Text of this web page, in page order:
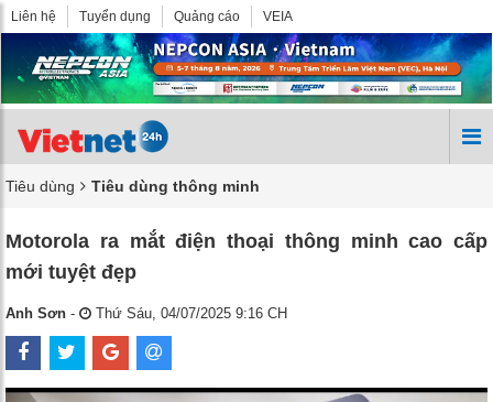
Liên hệ Tuyển dụng Quảng cáo VEIA
Tiêu dùng Tiêu dùng thông minh
Motorola ra mắt điện thoại thông minh cao cấp
mới tuyệt đẹp
Anh Sơn - Thứ Sáu, 04/07/2025 9:16 CH